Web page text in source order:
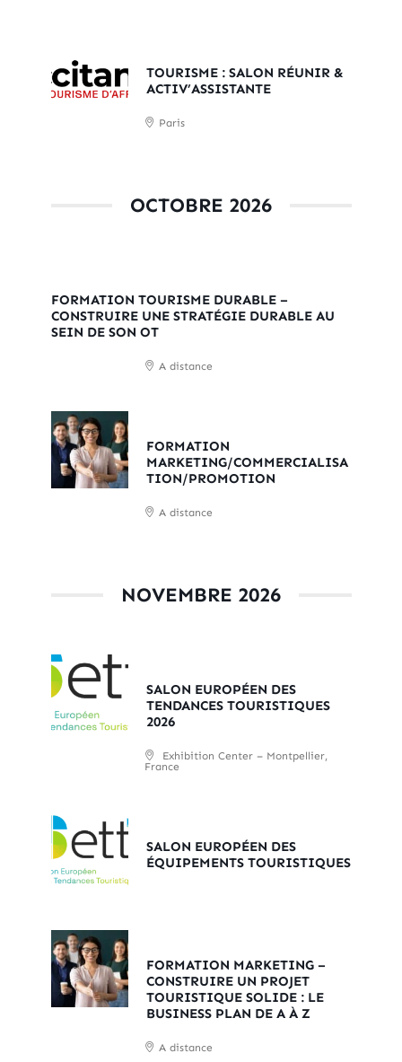
TOURISME : SALON RÉUNIR &
ACTIV’ASSISTANTE
Paris
OCTOBRE 2026
FORMATION TOURISME DURABLE –
CONSTRUIRE UNE STRATÉGIE DURABLE AU
SEIN DE SON OT
A distance
FORMATION
MARKETING/COMMERCIALISA
TION/PROMOTION
A distance
NOVEMBRE 2026
SALON EUROPÉEN DES
TENDANCES TOURISTIQUES
2026
Exhibition Center – Montpellier,
France
SALON EUROPÉEN DES
ÉQUIPEMENTS TOURISTIQUES
FORMATION MARKETING –
CONSTRUIRE UN PROJET
TOURISTIQUE SOLIDE : LE
BUSINESS PLAN DE A À Z
A distance